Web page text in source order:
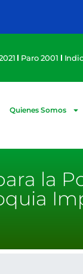
Paro 2001
Quienes Somos
la